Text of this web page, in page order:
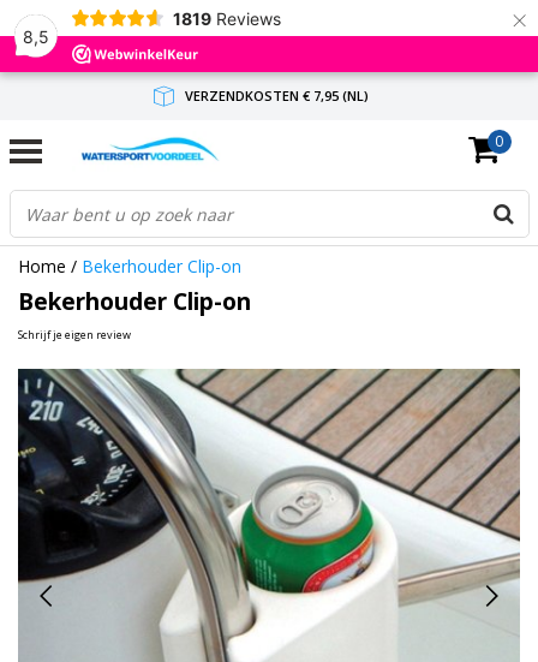
8,5
1819 Reviews ×
VERZENDKOSTEN € 7,95 (NL)
GRATIS VERZENDING(NL) VANAF € 65,-
BINNEN 1-3 WERKDAGEN ANTWOORD
0
Home / Bekerhouder Clip-on
Bekerhouder Clip-on
Schrijf je eigen review